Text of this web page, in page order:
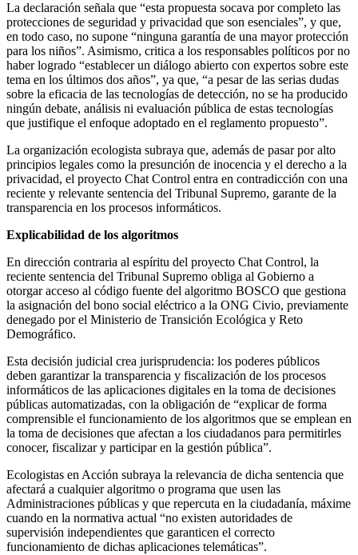
La declaración señala que “esta propuesta socava por completo las
protecciones de seguridad y privacidad que son esenciales”, y que,
en todo caso, no supone “ninguna garantía de una mayor protección
para los niños”. Asimismo, critica a los responsables políticos por no
haber logrado “establecer un diálogo abierto con expertos sobre este
tema en los últimos dos años”, ya que, “a pesar de las serias dudas
sobre la eficacia de las tecnologías de detección, no se ha producido
ningún debate, análisis ni evaluación pública de estas tecnologías
que justifique el enfoque adoptado en el reglamento propuesto”.
La organización ecologista subraya que, además de pasar por alto
principios legales como la presunción de inocencia y el derecho a la
privacidad, el proyecto Chat Control entra en contradicción con una
reciente y relevante sentencia del Tribunal Supremo, garante de la
transparencia en los procesos informáticos.
Explicabilidad de los algoritmos
En dirección contraria al espíritu del proyecto Chat Control, la
reciente sentencia del Tribunal Supremo obliga al Gobierno a
otorgar acceso al código fuente del algoritmo BOSCO que gestiona
la asignación del bono social eléctrico a la ONG Civio, previamente
denegado por el Ministerio de Transición Ecológica y Reto
Demográfico.
Esta decisión judicial crea jurisprudencia: los poderes públicos
deben garantizar la transparencia y fiscalización de los procesos
informáticos de las aplicaciones digitales en la toma de decisiones
públicas automatizadas, con la obligación de “explicar de forma
comprensible el funcionamiento de los algoritmos que se emplean en
la toma de decisiones que afectan a los ciudadanos para permitirles
conocer, fiscalizar y participar en la gestión pública”.
Ecologistas en Acción subraya la relevancia de dicha sentencia que
afectará a cualquier algoritmo o programa que usen las
Administraciones públicas y que repercuta en la ciudadanía, máxime
cuando en la normativa actual “no existen autoridades de
supervisión independientes que garanticen el correcto
funcionamiento de dichas aplicaciones telemáticas”.